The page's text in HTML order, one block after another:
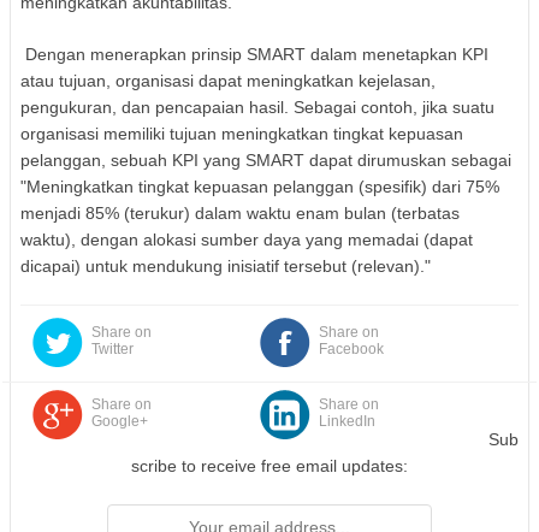
Dengan menerapkan prinsip SMART dalam menetapkan KPI
atau tujuan, organisasi dapat meningkatkan kejelasan,
pengukuran, dan pencapaian hasil. Sebagai contoh, jika suatu
organisasi memiliki tujuan meningkatkan tingkat kepuasan
pelanggan, sebuah KPI yang SMART dapat dirumuskan sebagai
"Meningkatkan tingkat kepuasan pelanggan (spesifik) dari 75%
menjadi 85% (terukur) dalam waktu enam bulan (terbatas
waktu), dengan alokasi sumber daya yang memadai (dapat
dicapai) untuk mendukung inisiatif tersebut (relevan)."
Share on
Facebook
Share on
Twitter
Share on
Google+
Share on
LinkedIn
Sub
scribe to receive free email updates: